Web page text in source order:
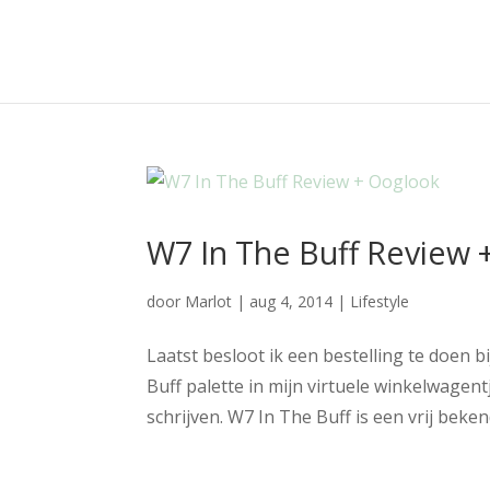
W7 In The Buff Review
door Marlot | aug 4, 2014 | Lifestyle
Laatst besloot ik een bestelling te doen
Buff palette in mijn virtuele
schrijven. W7 In The Buff is een vrij